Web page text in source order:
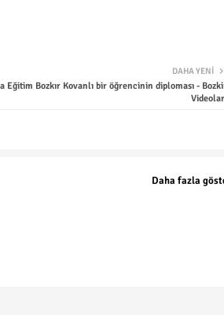
DAHA YENI
Eğitim Bozkır Kovanlı bir öğrencinin diploması -
Daha fazla